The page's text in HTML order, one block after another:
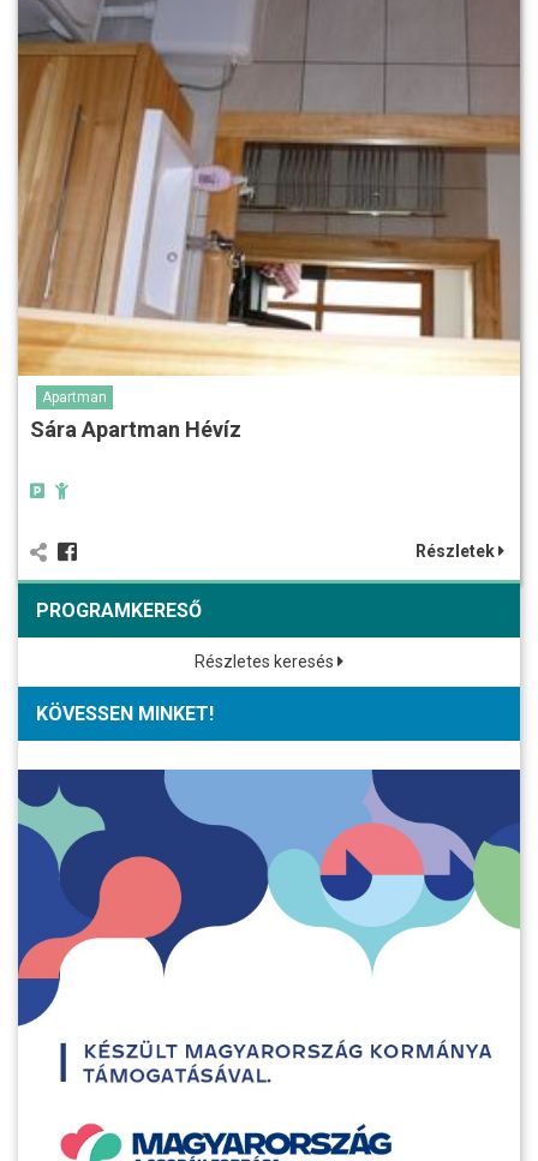
Apartman
Sára Apartman Hévíz
Részletek
PROGRAMKERESŐ
Részletes keresés
KÖVESSEN MINKET!